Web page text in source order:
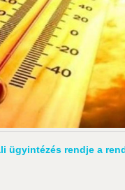
ügyintézés rendje a